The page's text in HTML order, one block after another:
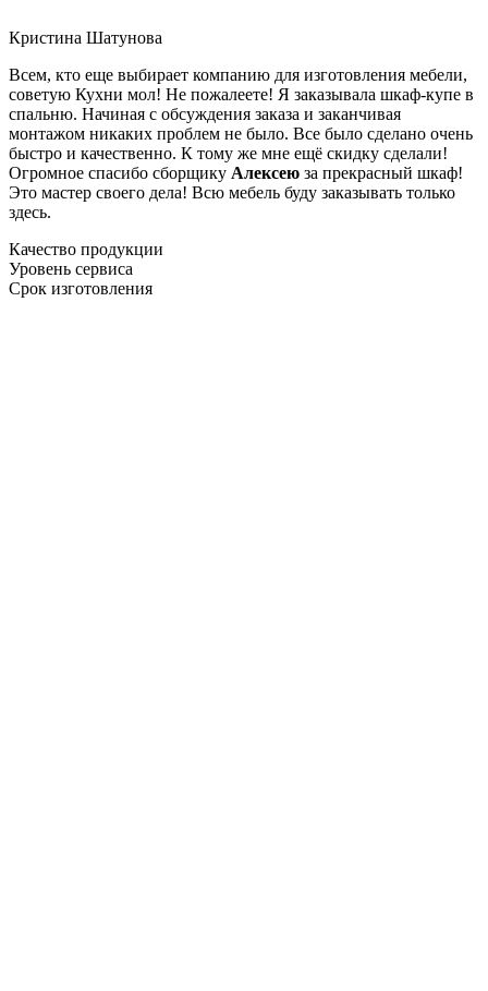
Кристина Шатунова
Всем, кто еще выбирает компанию для изготовления мебели,
советую Кухни мол! Не пожалеете! Я заказывала шкаф-купе в
спальню. Начиная с обсуждения заказа и заканчивая
монтажом никаких проблем не было. Все было сделано очень
быстро и качественно. К тому же мне ещё скидку сделали!
Огромное спасибо сборщику Алексею за прекрасный шкаф!
Это мастер своего дела! Всю мебель буду заказывать только
здесь.
Качество продукции
Уровень сервиса
Срок изготовления